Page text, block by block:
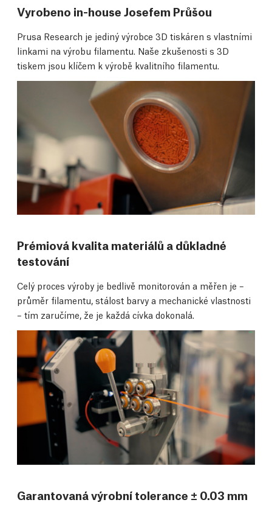
Vyrobeno in-house Josefem Průšou
Prusa Research je jediný výrobce 3D tiskáren s vlastními
linkami na výrobu filamentu. Naše zkušenosti s 3D
tiskem jsou klíčem k výrobě kvalitního filamentu.
Prémiová kvalita materiálů a důkladné
testování
Celý proces výroby je bedlivě monitorován a měřen je –
průměr filamentu, stálost barvy a mechanické vlastnosti
– tím zaručíme, že je každá cívka dokonalá.
Garantovaná výrobní tolerance ± 0.03 mm